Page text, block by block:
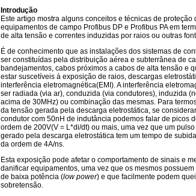
Introdução
Este artigo mostra alguns conceitos e técnicas de proteção
equipamentos de campo Profibus DP e Profibus PA em
de alta tensão e correntes induzidas por raios ou outras
É de conhecimento que as instalações dos sistemas de
ser constituídas pela distribuição aérea e subterrânea de
bandejamentos, cabos próximos a cabos de alta tensão e
estar suscetíveis à exposição de raios, descargas
interferência eletromagnética(EMI). A interferência
ser radiada (via ar), conduzida (via condutores), induzida
acima de 30MHz) ou combinação das mesmas. Para
da tensão gerada pela descarga eletrostática, se
condutor com 50nH de indutância podemos falar de picos
ordem de 200V(V = L*di/dt) ou mais, uma vez que um
gerado pela descarga eletrostática tem um tempo de
da ordem de 4A/ns.
Esta exposição pode afetar o comportamento de sinais e
danificar equipamentos, uma vez que os mesmos
de baixa potência (low power) e que facilmente podem
sobretensão.